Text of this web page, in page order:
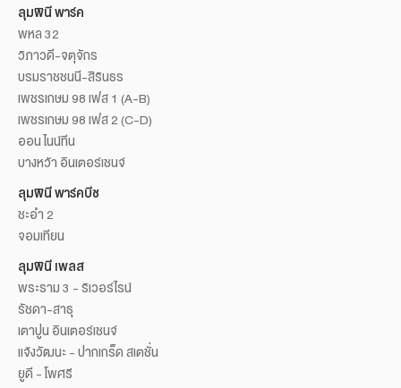
ลุมพินี พาร์ค
พหล 32
วิภาวดี-จตุจักร
บรมราชชนนี-สิรินธร
เพชรเกษม 98 เฟส 1 (A-B)
เพชรเกษม 98 เฟส 2 (C-D)
ออน ไนน์ทีน
บางหว้า อินเตอร์เชนจ์
ลุมพินี พาร์คบีช
ชะอำ 2
จอมเทียน
ลุมพินี เพลส
พระราม 3 - ริเวอร์ไรน์
รัชดา-สาธุ
เตาปูน อินเตอร์เชนจ์
แจ้งวัฒนะ - ปากเกร็ด สเตชั่น
ยูดี - โพศรี